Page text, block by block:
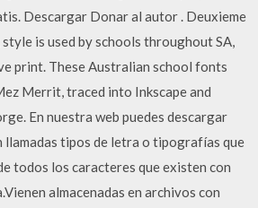
Descargar Donar al autor . Deuxieme
is used by schools throughout SA,
print. These Australian school fonts
Merrit, traced into Inkscape and
En nuestra web puedes descargar
tipos de letra o tipografías que
todos los caracteres que existen con
almacenadas en archivos con